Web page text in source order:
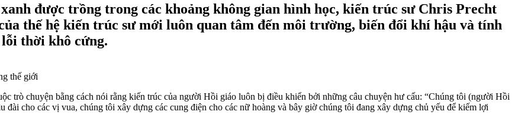
được trồng trong các khoảng không gian hình học, kiến trúc sư Chris Precht
thế hệ kiến trúc sư mới luôn quan tâm đến môi trường, biến đổi khí hậu và tính
thời khô cứng.
trò chuyện bằng cách nói rằng kiến trúc của người Hồi giáo luôn bị điều khiển bởi những câu chuyện hư cấu: “Chúng tôi (người Hồi
cho các vị vua, chúng tôi xây dựng các cung điện cho các nữ hoàng và bây giờ chúng tôi đang xây dựng chủ yếu để kiếm lợi